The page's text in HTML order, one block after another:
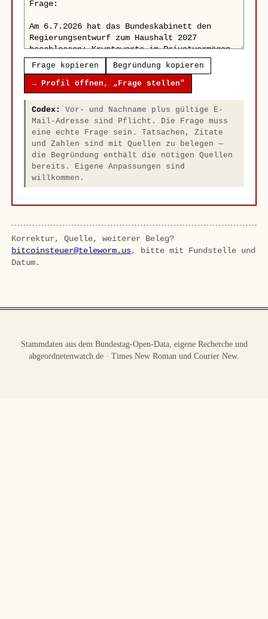
Frage kopieren Begründung kopieren
→ Profil öffnen, „Frage stellen"
Codex:
Vor- und Nachname plus gültige E-
Mail-Adresse sind Pflicht. Die Frage muss
eine echte Frage sein. Tatsachen, Zitate
und Zahlen sind mit Quellen zu belegen —
die Begründung enthält die nötigen Quellen
bereits. Eigene Anpassungen sind
willkommen.
Korrektur, Quelle, weiterer Beleg?
bitcoinsteuer@teleworm.us, bitte mit Fundstelle und
Datum.
Stammdaten aus dem Bundestag-Open-Data, eigene Recherche und
abgeordnetenwatch.de · Times New Roman und Courier New.